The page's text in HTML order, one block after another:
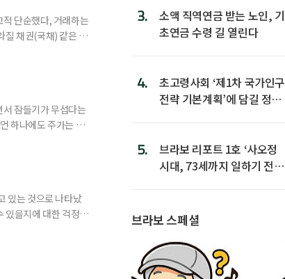
적 단순했다, 거래하는
질 채권(국채) 같은 고
작했
잠들기가 무섭다는
하나에도 주가는 오
점에서 다시 주목
있는 것으로 나타났
있을지에 대한 걱정이
발표한 ‘
3.
소액 직역연금 받는 노인, 기
초연금 수령 길 열린다
4.
초고령사회 ‘제1차 국가인구
전략 기본계획’에 담길 정책
5.
브라보 리포트 1호 ‘사오정
시대, 73세까지 일하기 전략’
브라보 스페셜